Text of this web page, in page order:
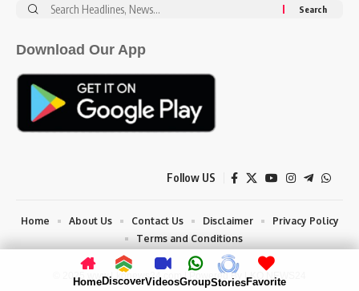
Search
Download Our App
Follow US
© 2025 www.Lkonews24.com | Powered By LKO NEWS24
Home About Us Contact Us Disclaimer
Privacy Policy
Terms and Conditions
HomeDiscoverVideosGroupStoriesFavorite